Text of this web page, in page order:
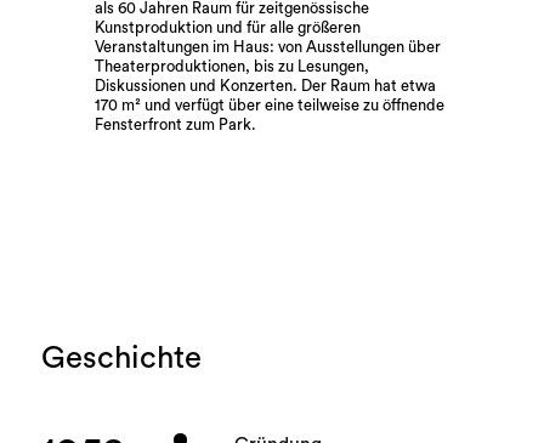
als 60 Jahren Raum für zeitgenössische
Kunstproduktion und für alle größeren
Veranstaltungen im Haus: von Ausstellungen über
Theaterproduktionen, bis zu Lesungen,
Diskussionen und Konzerten. Der Raum hat etwa
170 m² und verfügt über eine teilweise zu öffnende
Fensterfront zum Park.
Geschichte